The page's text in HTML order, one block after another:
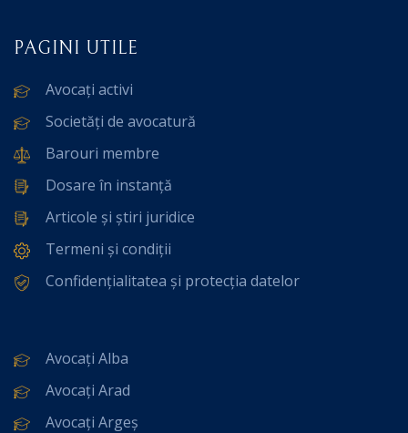
PAGINI UTILE
Avocați activi
Societăți de avocatură
Barouri membre
Dosare în instanță
Articole și știri juridice
Termeni și condiții
Confidențialitatea și protecția datelor
Avocați Alba
Avocați Arad
Avocați Argeș